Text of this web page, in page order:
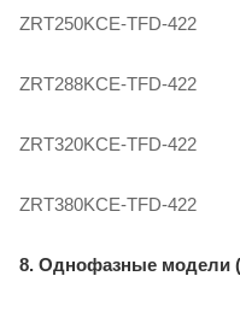
ZRT250KCE-TFD-422
ZRT288KCE-TFD-422
ZRT320KCE-TFD-422
ZRT380KCE-TFD-422
8. Однофазные модели